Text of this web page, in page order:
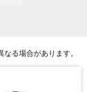
る場合があります。